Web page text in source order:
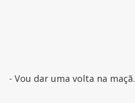
- Vou dar uma volta na maçã.